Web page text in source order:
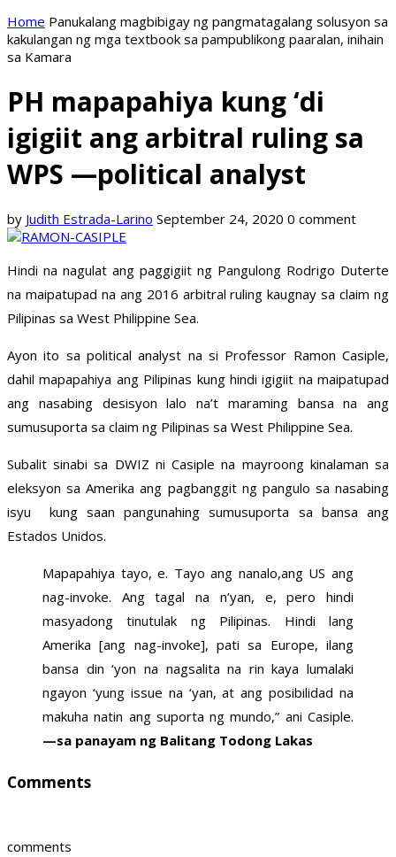
Home Panukalang magbibigay ng pangmatagalang solusyon sa
kakulangan ng mga textbook sa pampublikong paaralan, inihain
sa Kamara
PH mapapahiya kung ‘di
igigiit ang arbitral ruling sa
WPS —political analyst
by Judith Estrada-Larino September 24, 2020 0 comment
Hindi na nagulat ang paggigiit ng Pangulong Rodrigo Duterte
na maipatupad na ang 2016 arbitral ruling kaugnay sa claim ng
Pilipinas sa West Philippine Sea.
Ayon ito sa political analyst na si Professor Ramon Casiple,
dahil mapapahiya ang Pilipinas kung hindi igigiit na maipatupad
ang nasabing desisyon lalo na’t maraming bansa na ang
sumusuporta sa claim ng Pilipinas sa West Philippine Sea.
Subalit sinabi sa DWIZ ni Casiple na mayroong kinalaman sa
eleksyon sa Amerika ang pagbanggit ng pangulo sa nasabing
isyu kung saan pangunahing sumusuporta sa bansa ang
Estados Unidos.
Mapapahiya tayo, e. Tayo ang nanalo,ang US ang
nag-invoke. Ang tagal na n’yan, e, pero hindi
masyadong tinutulak ng Pilipinas. Hindi lang
Amerika [ang nag-invoke], pati sa Europe, ilang
bansa din ‘yon na nagsalita na rin kaya lumalaki
ngayon ‘yung issue na ‘yan, at ang posibilidad na
makuha natin ang suporta ng mundo,” ani Casiple.
—sa panayam ng Balitang Todong Lakas
Comments
comments